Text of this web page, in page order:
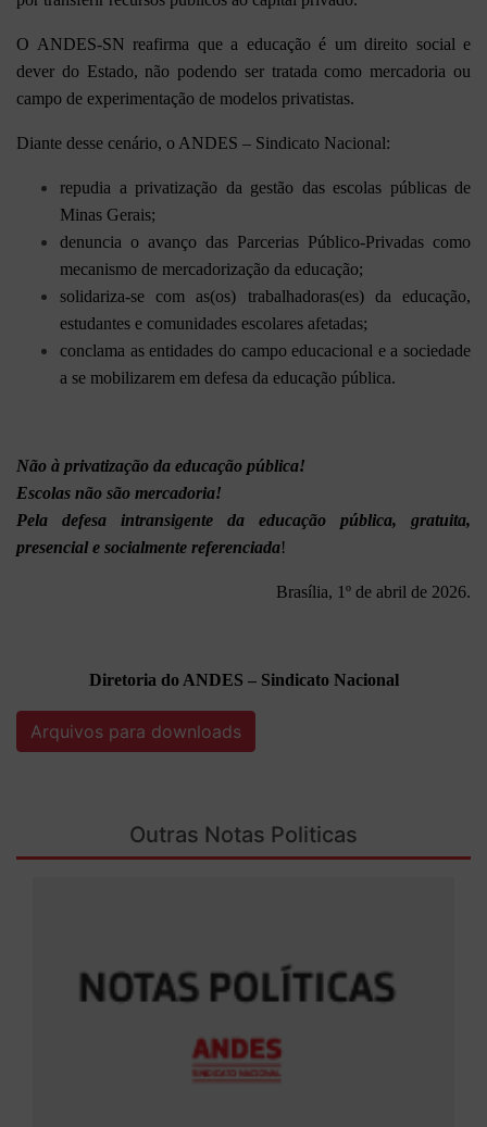
O ANDES-SN reafirma que a educação é um direito social e
dever do Estado, não podendo ser tratada como mercadoria ou
campo de experimentação de modelos privatistas.
Diante desse cenário, o ANDES – Sindicato Nacional:
repudia a privatização da gestão das escolas públicas de
Minas Gerais;
denuncia o avanço das Parcerias Público-Privadas como
mecanismo de mercadorização da educação;
solidariza-se com as(os) trabalhadoras(es) da educação,
estudantes e comunidades escolares afetadas;
conclama as entidades do campo educacional e a sociedade
a se mobilizarem em defesa da educação pública.
Não à privatização da educação pública!
Escolas não são mercadoria!
Pela defesa intransigente da educação pública, gratuita,
presencial e socialmente referenciada!
Brasília, 1º de abril de 2026.
Diretoria do ANDES – Sindicato Nacional
Arquivos para downloads
Outras Notas Politicas